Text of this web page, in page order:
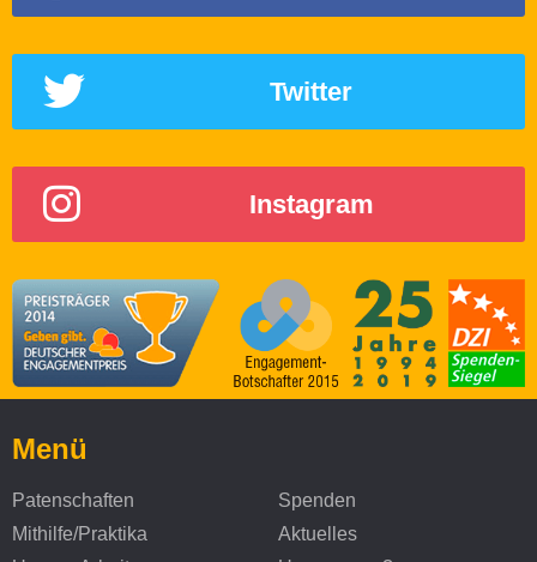
Twitter
Instagram
Menü
Patenschaften
Mithilfe/Praktika
Spenden
Aktuelles